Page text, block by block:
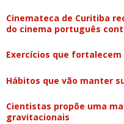
Cinemateca de Curitiba
do cinema português
Exercícios que
Hábitos que vão manter
Cientistas propõe uma
gravitacionais